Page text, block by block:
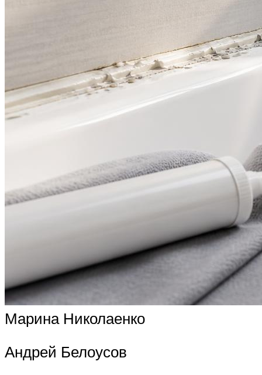
Марина Николаенко
Андрей Белоусов